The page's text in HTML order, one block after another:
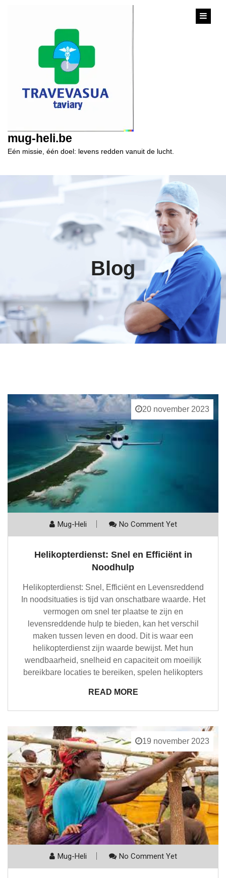
mug-heli.be
Eén missie, één doel: levens redden vanuit de lucht.
Blog
20 november 2023
Mug-Heli No Comment Yet
Helikopterdienst: Snel en Efficiënt in
Noodhulp
Helikopterdienst: Snel, Efficiënt en Levensreddend
In noodsituaties is tijd van onschatbare waarde. Het
vermogen om snel ter plaatse te zijn en
levensreddende hulp te bieden, kan het verschil
maken tussen leven en dood. Dit is waar een
helikopterdienst zijn waarde bewijst. Met hun
wendbaarheid, snelheid en capaciteit om moeilijk
bereikbare locaties te bereiken, spelen helikopters
READ MORE
19 november 2023
Mug-Heli No Comment Yet